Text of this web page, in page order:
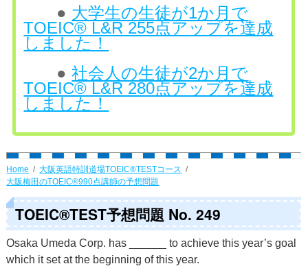
● 大学生の生徒が1か月で
TOEIC® L&R 255点アップを達成
しました！
●社会人の生徒が2か月で
TOEIC® L&R 280点アップを達成
しました！
Home
大阪英語特訓道場TOEIC®TESTコース
大阪梅田のTOEIC®990点講師の予想問題
TOEIC®TEST予想問題 No. 249
Osaka Umeda Corp. has ______ to achieve this year’s goal
which it set at the beginning of this year.